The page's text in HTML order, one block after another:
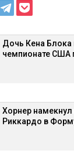
Дочь Кена Блока
чемпионате США
Хорнер
Риккардо в